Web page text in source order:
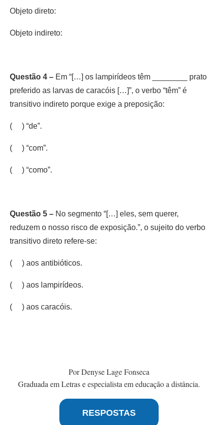
Objeto direto:
Objeto indireto:
Questão 4 – Em “[…] os lampirídeos têm ________ prato
preferido as larvas de caracóis […]”, o verbo “têm” é
transitivo indireto porque exige a preposição:
( ) “de”.
( ) “com”.
( ) “como”.
Questão 5 – No segmento “[…] eles, sem querer,
reduzem o nosso risco de exposição.”, o sujeito do verbo
transitivo direto refere-se:
( ) aos antibióticos.
( ) aos lampirídeos.
( ) aos caracóis.
Por Denyse Lage Fonseca
Graduada em Letras e especialista em educação a distância.
RESPOSTAS